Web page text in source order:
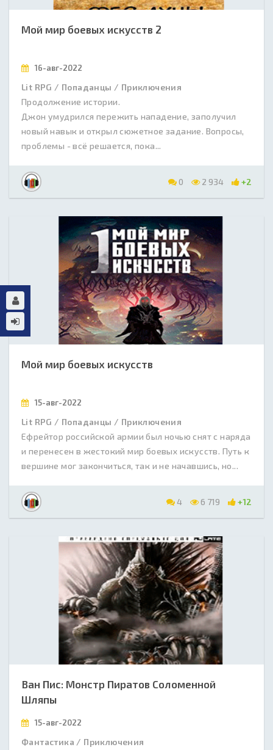
Мой мир боевых искусств 2
16-авг-2022
Lit RPG / Попаданцы / Приключения
Продолжение истории.
Джон умудрился пережить нападение, заполучил
новый навык и открыл сюжетное задание. Вопросы,
проблемы - всё решается, пока...
0 2 934 +2
Мой мир боевых искусств
15-авг-2022
Lit RPG / Попаданцы / Приключения
Ефрейтор российской армии был ночью снят с наряда
и перенесен в жестокий мир боевых искусств. Путь к
вершине мог закончиться, так и не начавшись, но...
4 6 719 +12
Ван Пис: Монстр Пиратов Соломенной
Шляпы
15-авг-2022
Фантастика / Приключения